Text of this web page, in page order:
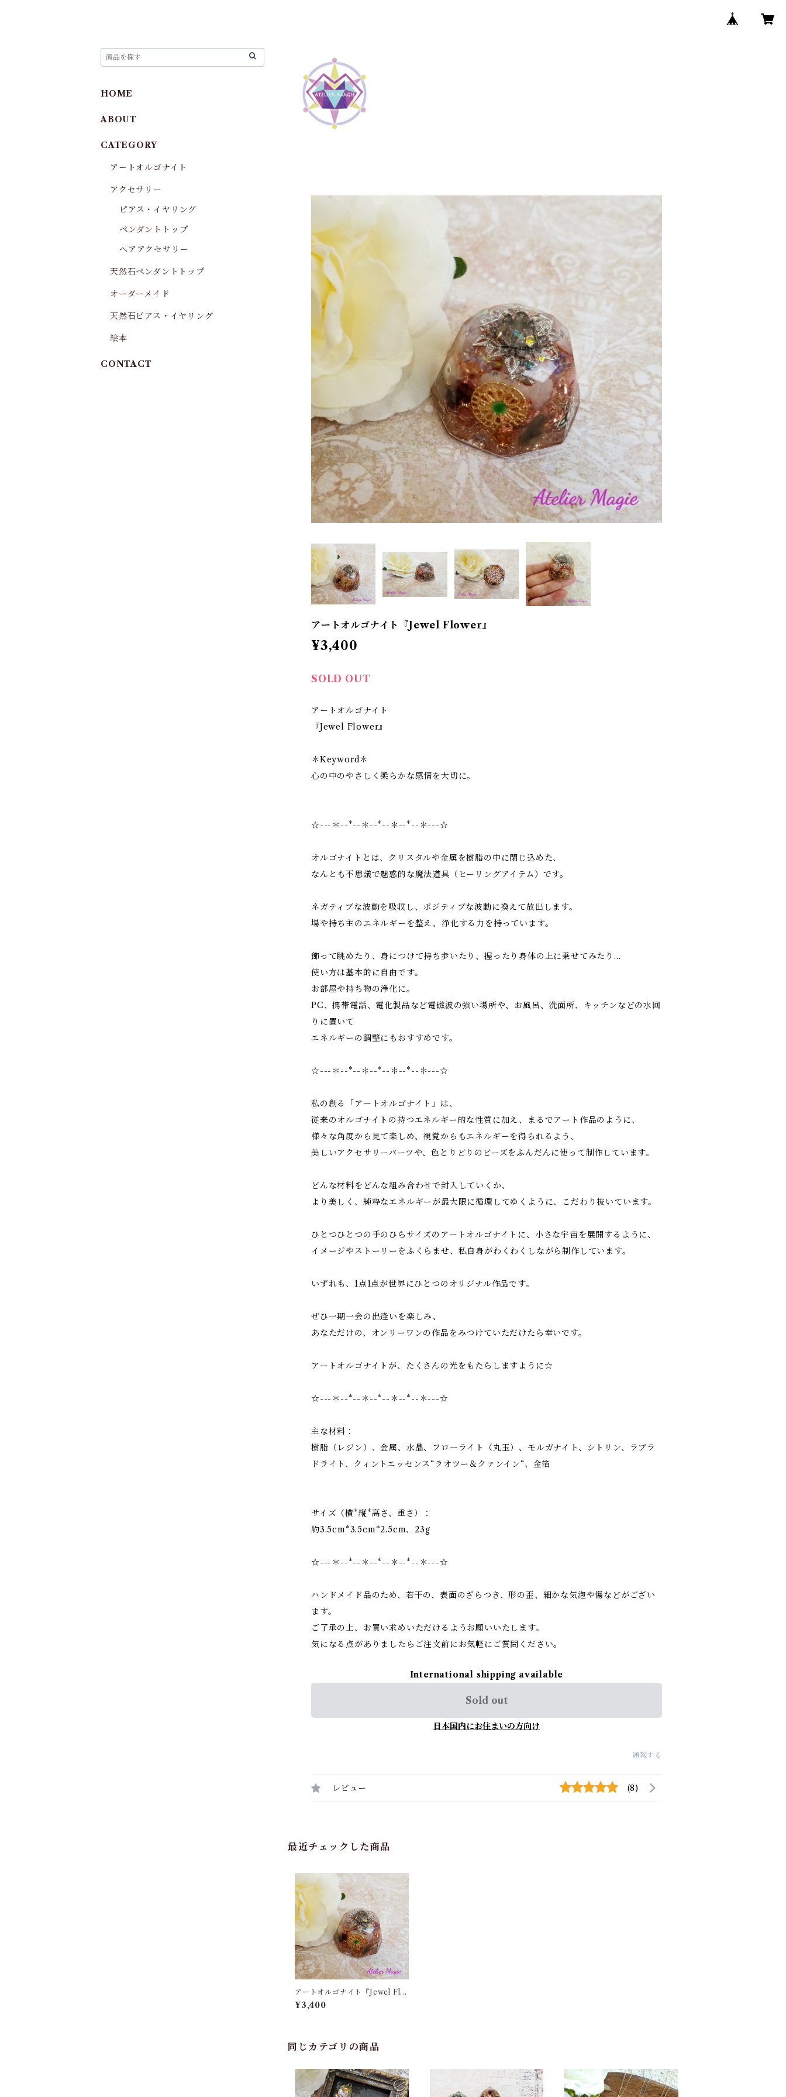
アートオルゴナイト『Jewel Flower』
¥3,400
SOLD OUT
アートオルゴナイト
『Jewel Flower』
＊Keyword＊
心の中のやさしく柔らかな感情を大切に。
☆---＊--*--＊--*--＊--*--＊---☆
オルゴナイトとは、クリスタルや金属を樹脂の中に閉じ込めた、
なんとも不思議で魅惑的な魔法道具（ヒーリングアイテム）です。
ネガティブな波動を吸収し、ポジティブな波動に換えて放出します。
場や持ち主のエネルギーを整え、浄化する力を持っています。
飾って眺めたり、身につけて持ち歩いたり、握ったり身体の上に乗せてみたり…
使い方は基本的に自由です。
お部屋や持ち物の浄化に。
PC、携帯電話、電化製品など電磁波の強い場所や、お風呂、洗面所、キッチンなどの水回
りに置いて
エネルギーの調整にもおすすめです。
☆---＊--*--＊--*--＊--*--＊---☆
私の創る「アートオルゴナイト」は、
従来のオルゴナイトの持つエネルギー的な性質に加え、まるでアート作品のように、
様々な角度から見て楽しめ、視覚からもエネルギーを得られるよう、
美しいアクセサリーパーツや、色とりどりのビーズをふんだんに使って制作しています。
どんな材料をどんな組み合わせで封入していくか、
より美しく、純粋なエネルギーが最大限に循環してゆくように、こだわり抜いています。
ひとつひとつの手のひらサイズのアートオルゴナイトに、小さな宇宙を展開するように、
イメージやストーリーをふくらませ、私自身がわくわくしながら制作しています。
いずれも、1点1点が世界にひとつのオリジナル作品です。
ぜひ一期一会の出逢いを楽しみ、
あなただけの、オンリーワンの作品をみつけていただけたら幸いです。
アートオルゴナイトが、たくさんの光をもたらしますように☆
☆---＊--*--＊--*--＊--*--＊---☆
主な材料：
樹脂（レジン）、金属、水晶、フローライト（丸玉）、モルガナイト、シトリン、ラブラ
ドライト、クィントエッセンス“ラオツー＆クァンイン“、金箔
サイズ（横*縦*高さ、重さ）：
約3.5cm*3.5cm*2.5cm、23g
☆---＊--*--＊--*--＊--*--＊---☆
ハンドメイド品のため、若干の、表面のざらつき、形の歪、細かな気泡や傷などがござい
ます。
ご了承の上、お買い求めいただけるようお願いいたします。
気になる点がありましたらご注文前にお気軽にご質問ください。
International shipping available
Sold out
日本国内にお住まいの方向け
通報する
レビュー (8)
最近チェックした商品
アートオルゴナイト『Jewel Flo
wer』
¥3,400
同じカテゴリの商品
HOME
ABOUT
CATEGORY
アートオルゴナイト
アクセサリー
ピアス・イヤリング
ペンダントトップ
ヘアアクセサリー
天然石ペンダントトップ
オーダーメイド
天然石ピアス・イヤリング
絵本
CONTACT